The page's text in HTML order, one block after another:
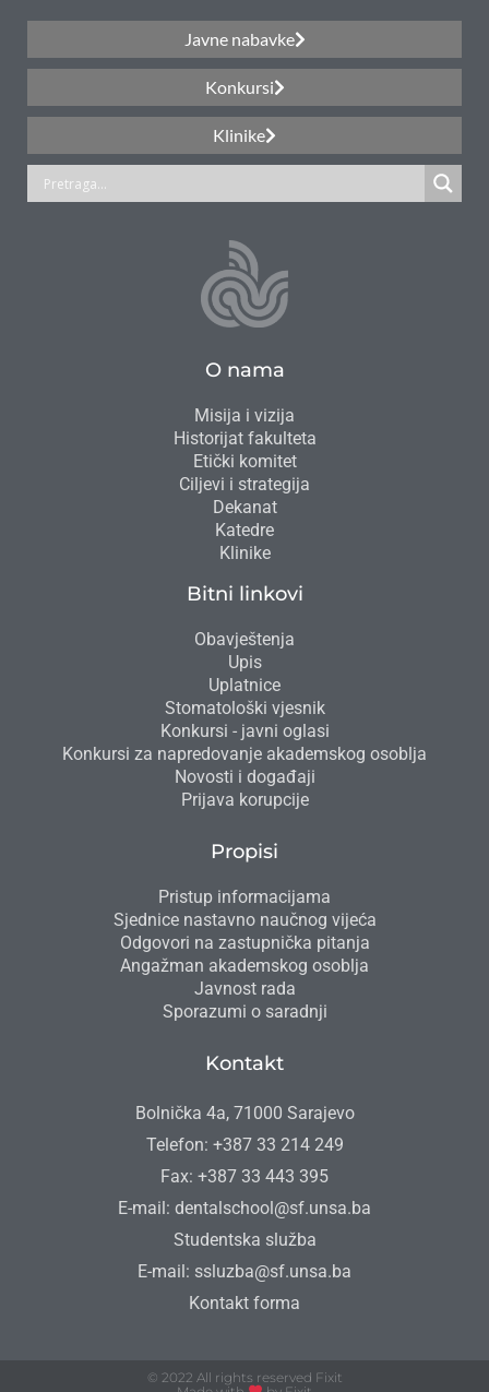
Javne nabavke
Konkursi
Klinike
O nama
Misija i vizija
Historijat fakulteta
Etički komitet
Ciljevi i strategija
Dekanat
Katedre
Klinike
Bitni linkovi
Obavještenja
Upis
Uplatnice
Stomatološki vjesnik
Konkursi - javni oglasi
Konkursi za napredovanje akademskog osoblja
Novosti i događaji
Prijava korupcije
Propisi
Pristup informacijama
Sjednice nastavno naučnog vijeća
Odgovori na zastupnička pitanja
Angažman akademskog osoblja
Javnost rada
Sporazumi o saradnji
Kontakt
Bolnička 4a, 71000 Sarajevo
Telefon: +387 33 214 249
Fax: +387 33 443 395
E-mail: dentalschool@sf.unsa.ba
Studentska služba
E-mail: ssluzba@sf.unsa.ba
Kontakt forma
© 2022 All rights reserved Fixit